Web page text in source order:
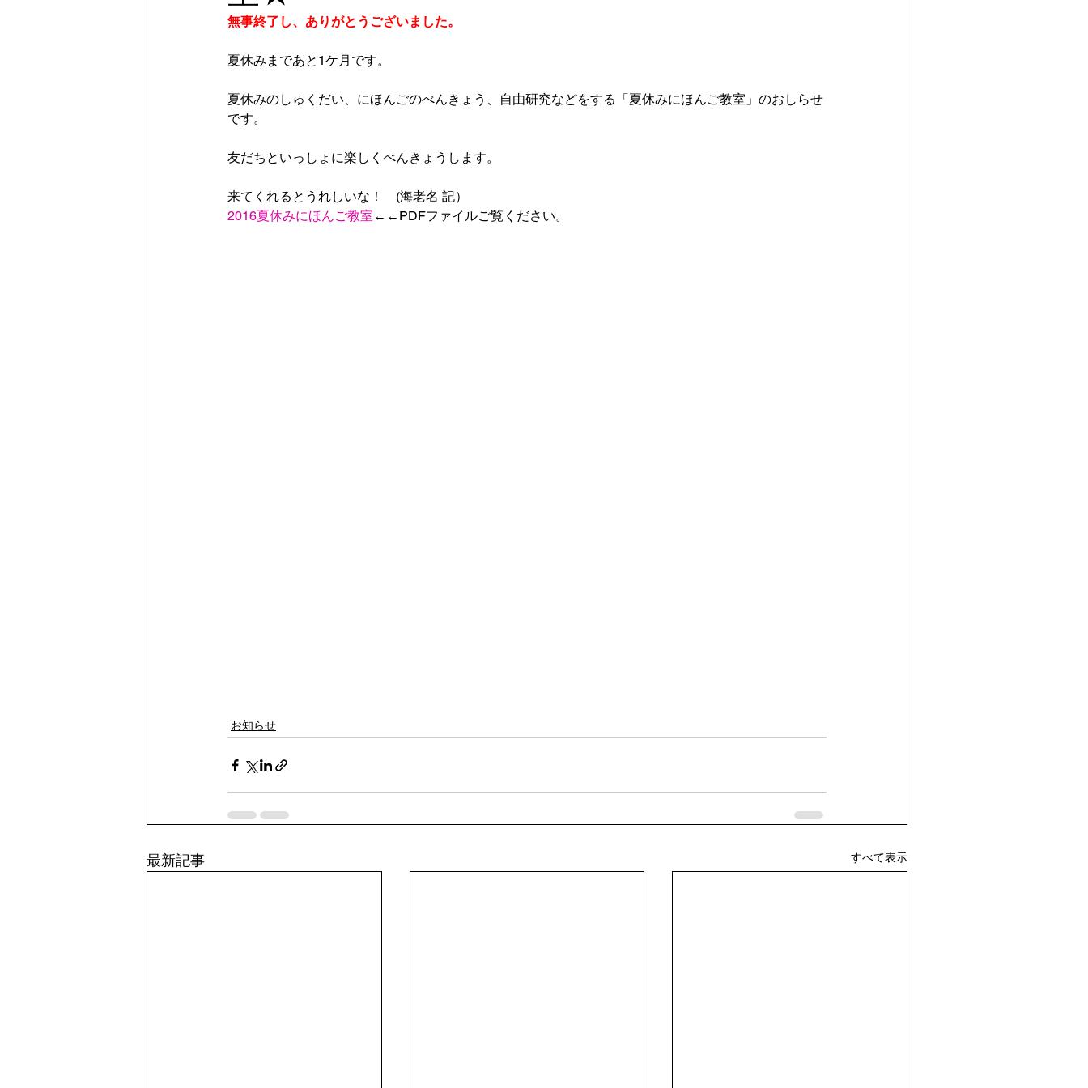
無事終了し、ありがとうございました。
夏休みまであと1ケ月です。
夏休みのしゅくだい、にほんごのべんきょう、自由研究などをする「夏休みにほんご教室」のおしらせ
です。
友だちといっしょに楽しくべんきょうします。
来てくれるとうれしいな！　(海老名 記）
2016夏休みにほんご教室 ←←PDFファイルご覧ください。
お知らせ
最新記事 すべて表示